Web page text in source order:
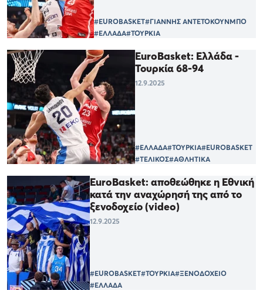
#EUROBASKET#ΓΙΑΝΝΗΣ ΑΝΤΕΤΟΚΟΥΝΜΠΟ
#ΕΛΛΑΔΑ#ΤΟΥΡΚΙΑ
EuroBasket: Ελλάδα -
Τουρκία 68-94
12.9.2025
#ΕΛΛΑΔΑ#ΤΟΥΡΚΙΑ#EUROBASKET
#ΤΕΛΙΚΟΣ#ΑΘΛΗΤΙΚΑ
EuroBasket: αποθεώθηκε η Εθνική
κατά την αναχώρησή της από το
ξενοδοχείο (video)
12.9.2025
#EUROBASKET#ΤΟΥΡΚΙΑ#ΞΕΝΟΔΟΧΕΙΟ
#ΕΛΛΑΔΑ